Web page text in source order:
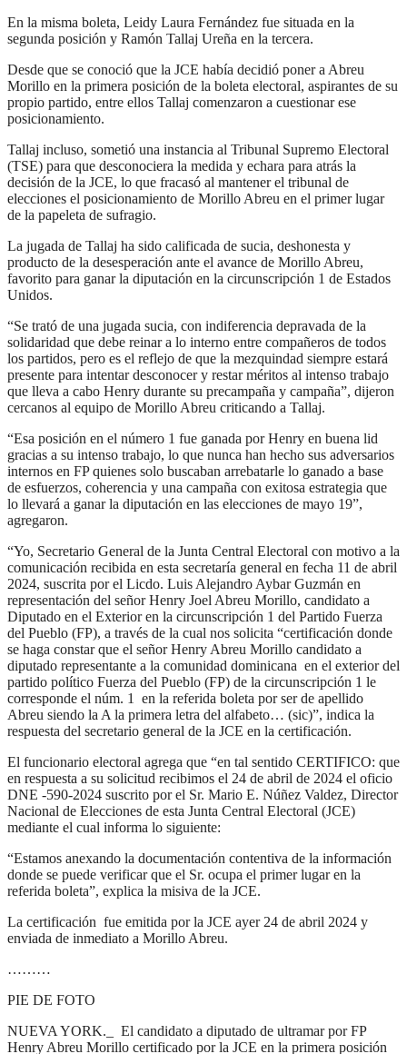
En la misma boleta, Leidy Laura Fernández fue situada en la
segunda posición y Ramón Tallaj Ureña en la tercera.
Desde que se conoció que la JCE había decidió poner a Abreu
Morillo en la primera posición de la boleta electoral, aspirantes de su
propio partido, entre ellos Tallaj comenzaron a cuestionar ese
posicionamiento.
Tallaj incluso, sometió una instancia al Tribunal Supremo Electoral
(TSE) para que desconociera la medida y echara para atrás la
decisión de la JCE, lo que fracasó al mantener el tribunal de
elecciones el posicionamiento de Morillo Abreu en el primer lugar
de la papeleta de sufragio.
La jugada de Tallaj ha sido calificada de sucia, deshonesta y
producto de la desesperación ante el avance de Morillo Abreu,
favorito para ganar la diputación en la circunscripción 1 de Estados
Unidos.
“Se trató de una jugada sucia, con indiferencia depravada de la
solidaridad que debe reinar a lo interno entre compañeros de todos
los partidos, pero es el reflejo de que la mezquindad siempre estará
presente para intentar desconocer y restar méritos al intenso trabajo
que lleva a cabo Henry durante su precampaña y campaña”, dijeron
cercanos al equipo de Morillo Abreu criticando a Tallaj.
“Esa posición en el número 1 fue ganada por Henry en buena lid
gracias a su intenso trabajo, lo que nunca han hecho sus adversarios
internos en FP quienes solo buscaban arrebatarle lo ganado a base
de esfuerzos, coherencia y una campaña con exitosa estrategia que
lo llevará a ganar la diputación en las elecciones de mayo 19”,
agregaron.
“Yo, Secretario General de la Junta Central Electoral con motivo a la
comunicación recibida en esta secretaría general en fecha 11 de abril
2024, suscrita por el Licdo. Luis Alejandro Aybar Guzmán en
representación del señor Henry Joel Abreu Morillo, candidato a
Diputado en el Exterior en la circunscripción 1 del Partido Fuerza
del Pueblo (FP), a través de la cual nos solicita “certificación donde
se haga constar que el señor Henry Abreu Morillo candidato a
diputado representante a la comunidad dominicana en el exterior del
partido político Fuerza del Pueblo (FP) de la circunscripción 1 le
corresponde el núm. 1 en la referida boleta por ser de apellido
Abreu siendo la A la primera letra del alfabeto… (sic)”, indica la
respuesta del secretario general de la JCE en la certificación.
El funcionario electoral agrega que “en tal sentido CERTIFICO: que
en respuesta a su solicitud recibimos el 24 de abril de 2024 el oficio
DNE -590-2024 suscrito por el Sr. Mario E. Núñez Valdez, Director
Nacional de Elecciones de esta Junta Central Electoral (JCE)
mediante el cual informa lo siguiente:
“Estamos anexando la documentación contentiva de la información
donde se puede verificar que el Sr. ocupa el primer lugar en la
referida boleta”, explica la misiva de la JCE.
La certificación fue emitida por la JCE ayer 24 de abril 2024 y
enviada de inmediato a Morillo Abreu.
………
PIE DE FOTO
NUEVA YORK._ El candidato a diputado de ultramar por FP
Henry Abreu Morillo certificado por la JCE en la primera posición